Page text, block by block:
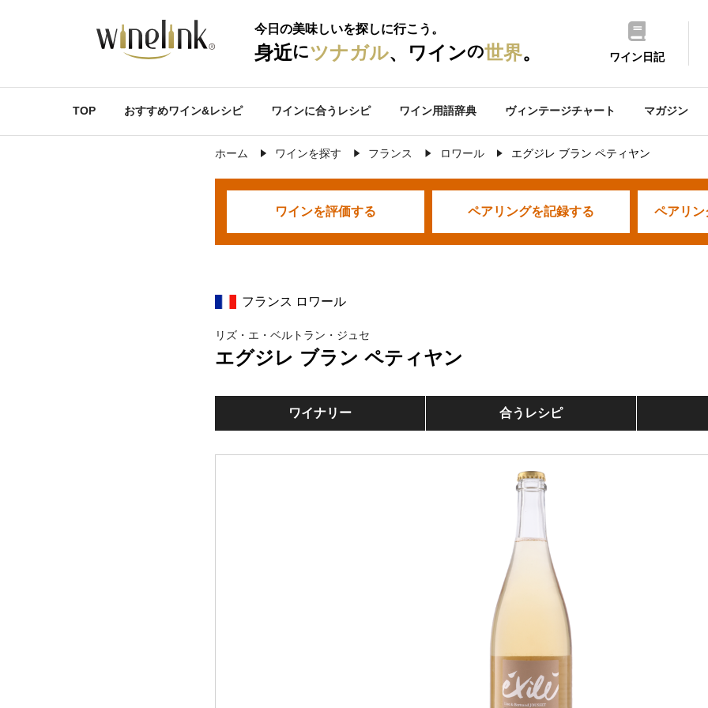
今日の美味しいを探しに行こう。
身近にツナガル、ワインの世界。 ワイン日記
TOP おすすめワイン&レシピ ワインに合うレシピ ワイン用語辞典 ヴィンテージチャート マガジン
ホーム ワインを探す フランス ロワール エグジレ ブラン ペティヤン
ワインを評価する ペアリングを記録する ペアリン
フランス ロワール
リズ・エ・ベルトラン・ジュセ
エグジレ ブラン ペティヤン
ワイナリー 合うレシピ